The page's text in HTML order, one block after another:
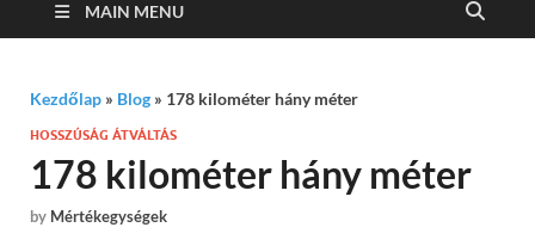
MAIN MENU
Kezdőlap » Blog » 178 kilométer hány méter
HOSSZÚSÁG ÁTVÁLTÁS
178 kilométer hány méter
by Mértékegységek